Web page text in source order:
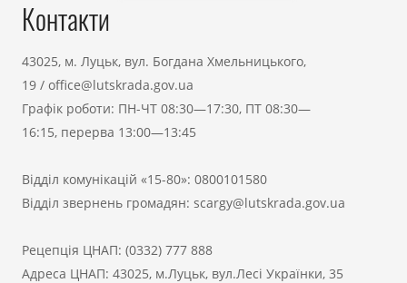
Контакти
43025, м. Луцьк, вул. Богдана Хмельницького,
19 / office@lutskrada.gov.ua
Графік роботи: ПН-ЧТ 08:30—17:30, ПТ 08:30—
16:15, перерва 13:00—13:45
Відділ комунікацій «15-80»: 0800101580
Відділ звернень громадян: scargy@lutskrada.gov.ua
Рецепція ЦНАП: (0332) 777 888
Адреса ЦНАП: 43025, м.Луцьк, вул.Лесі Українки, 35